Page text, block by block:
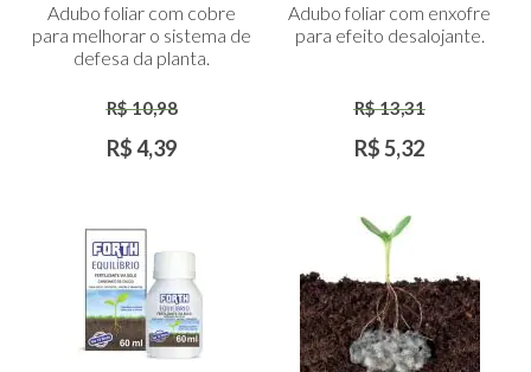
Carrinho
Adubo foliar com cobre
para melhorar o sistema de
defesa da planta.
R$ 10,98
R$ 4,39
Carrinho
Adubo foliar com enxofre
para efeito desalojante.
R$ 13,31
R$ 5,32